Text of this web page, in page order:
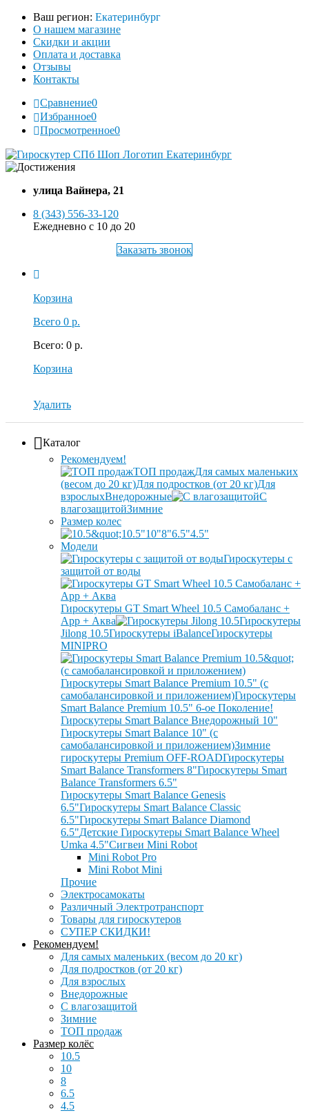
Ваш регион: Екатеринбург
О нашем магазине
Скидки и акции
Оплата и доставка
Отзывы
Контакты
Сравнение0
Избранное0
Просмотренное0
улица Вайнера, 21
8 (343) 556-33-120
Ежедневно с 10 до 20
Заказать звонок
Корзина
Всего 0 р.
Всего: 0 р.
Корзина
Удалить
Каталог
Рекомендуем!
ТОП продажДля самых маленьких
(весом до 20 кг)Для подростков (от 20 кг)Для
взрослыхВнедорожные
С
влагозащитойЗимние
Размер колес
10.5"10"8"6.5"4.5"
Модели
Гироскутеры с
защитой от воды
Гироскутеры GT Smart Wheel 10.5 Самобаланс +
App + Аква
Гироскутеры
Jilong 10.5Гироскутеры iBalanceГироскутеры
MINIPRO
Гироскутеры Smart Balance Premium 10.5" (с
самобалансировкой и приложением)Гироскутеры
Smart Balance Premium 10.5" 6-ое Поколение!
Гироскутеры Smart Balance Внедорожный 10"
Гироскутеры Smart Balance 10" (с
самобалансировкой и приложением)Зимние
гироскутеры Premium OFF-ROADГироскутеры
Smart Balance Transformers 8"Гироскутеры Smart
Balance Transformers 6.5"
Гироскутеры Smart Balance Genesis
6.5"Гироскутеры Smart Balance Classic
6.5"Гироскутеры Smart Balance Diamond
6.5"Детские Гироскутеры Smart Balance Wheel
Umka 4.5"Сигвеи Mini Robot
Mini Robot Pro
Mini Robot Mini
Прочие
Электросамокаты
Различный Электротранспорт
Товары для гироскутеров
СУПЕР СКИДКИ!
Рекомендуем!
Для самых маленьких (весом до 20 кг)
Для подростков (от 20 кг)
Для взрослых
Внедорожные
С влагозащитой
Зимние
ТОП продаж
Размер колёс
10.5
10
8
6.5
4.5